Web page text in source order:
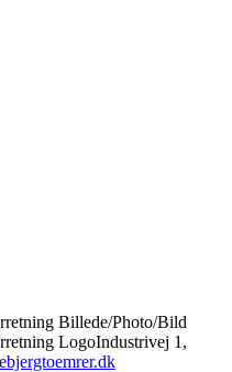
Industrivej 1,